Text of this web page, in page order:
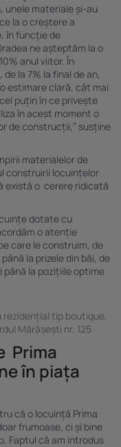
unele materiale și-au
la o creștere a
în funcție de
ne așteptăm la o
anul viitor. În
la 7% la final de an,
estimare clară, cât mai
puțin în ce privește
în acest moment o
de construcții,” susține
materialelor de
construirii locuințelor
există o cerere ridicată
dotate cu
o atenție
care le construim, de
la prizele din băi, de
până la pozițiile optime
rezidențial tip boutique,
Mărășești nr. 125
Prima
în piața
că o locuință Prima
frumoase, ci și bine
Faptul că am introdus